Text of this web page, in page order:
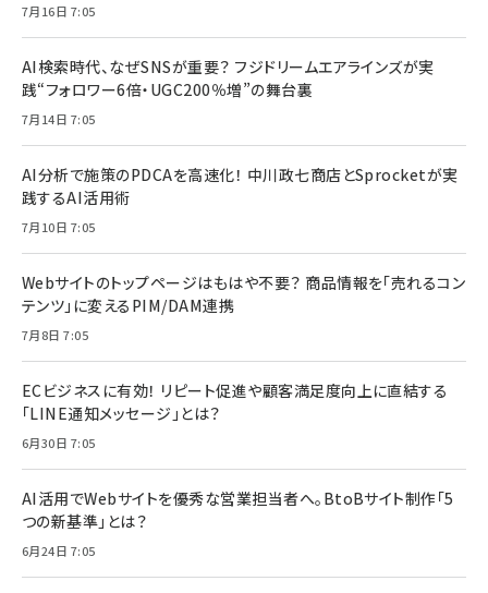
7月16日 7:05
AI検索時代、なぜSNSが重要？ フジドリームエアラインズが実
践“フォロワー6倍・UGC200％増”の舞台裏
7月14日 7:05
AI分析で施策のPDCAを高速化！ 中川政七商店とSprocketが実
践するAI活用術
7月10日 7:05
Webサイトのトップページはもはや不要？ 商品情報を「売れるコン
テンツ」に変えるPIM/DAM連携
7月8日 7:05
ECビジネスに有効！ リピート促進や顧客満足度向上に直結する
「LINE通知メッセージ」とは？
6月30日 7:05
AI活用でWebサイトを優秀な営業担当者へ。BtoBサイト制作「5
つの新基準」とは？
6月24日 7:05